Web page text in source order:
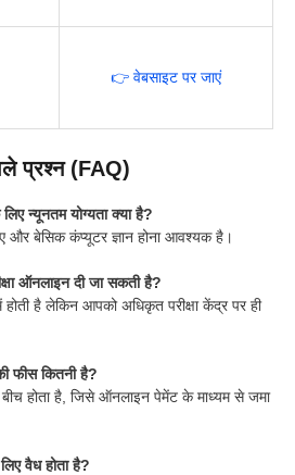
👉 वेबसाइट पर जाएं
प्रश्न (FAQ)
न्यूनतम योग्यता क्या है?
और बेसिक कंप्यूटर ज्ञान होना आवश्यक है।
ऑनलाइन दी जा सकती है?
होती है लेकिन आपको अधिकृत परीक्षा केंद्र पर ही
फीस कितनी है?
होता है, जिसे ऑनलाइन पेमेंट के माध्यम से जमा
वैध होता है?